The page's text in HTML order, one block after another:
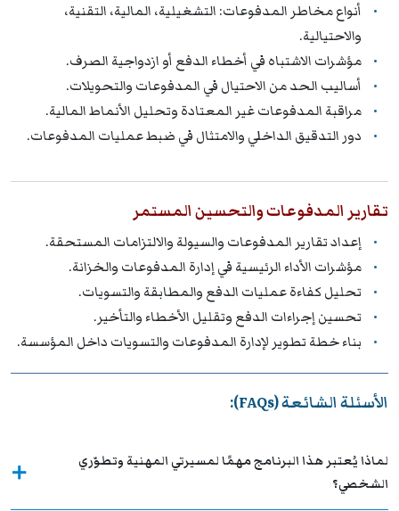
أنواع مخاطر المدفوعات: التشغيلية، المالية، التقنية،
والاحتيالية.
مؤشرات الاشتباه في أخطاء الدفع أو ازدواجية الصرف.
أساليب الحد من الاحتيال في المدفوعات والتحويلات.
مراقبة المدفوعات غير المعتادة وتحليل الأنماط المالية.
دور التدقيق الداخلي والامتثال في ضبط عمليات المدفوعات.
تقارير المدفوعات والتحسين المستمر
إعداد تقارير المدفوعات والسيولة والالتزامات المستحقة.
مؤشرات الأداء الرئيسية في إدارة المدفوعات والخزانة.
تحليل كفاءة عمليات الدفع والمطابقة والتسويات.
تحسين إجراءات الدفع وتقليل الأخطاء والتأخير.
بناء خطة تطوير لإدارة المدفوعات والتسويات داخل المؤسسة.
الأسئلة الشائعة (FAQs):
لماذا يُعتبر هذا البرنامج مهمًا لمسيرتي المهنية وتطوّري
الشخصي؟